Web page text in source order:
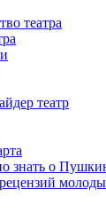
театра
театр
знать о